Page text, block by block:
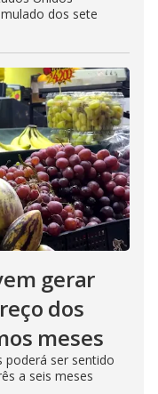
dos sete
gerar
dos
meses
poderá ser sentido
a seis meses